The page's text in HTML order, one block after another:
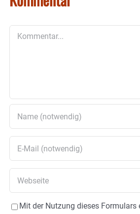
Mit der Nutzung dieses Formulars